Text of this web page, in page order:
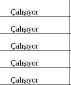
Çalışıyor
Çalışıyor
Çalışıyor
Çalışıyor
Çalışıyor